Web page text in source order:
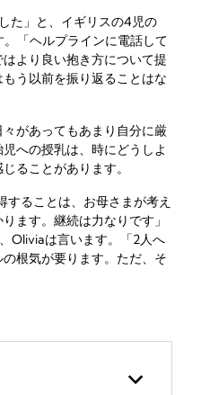
た」と、イギリスの4児の
「ヘルプラインに電話して
より良い抱き方について提
う以前を振り返ることはな
があってもあまり自分に厳
への授乳は、時にどうしよ
ることがあります。
することは、お母さまが考え
ます。継続は力なりです」
Oliviaは言います。「2人へ
根気が要ります。ただ、そ